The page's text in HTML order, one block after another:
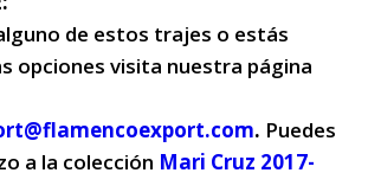
de estos trajes o estás
opciones visita nuestra página
. Puedes
a la colección Mari Cruz 2017-